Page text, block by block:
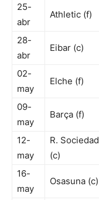
25-
abr
Athletic (f)
28-
abr
Eibar (c)
02-
may
Elche (f)
09-
may
Barça (f)
12-
may
R. Sociedad
(c)
16-
may
Osasuna (c)